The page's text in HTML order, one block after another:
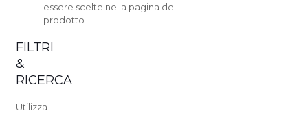
essere scelte nella pagina del
prodotto
FILTRI
&
RICERCA
Utilizza